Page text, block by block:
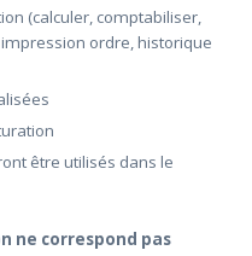
(calculer, comptabiliser,
ordre, historique
être utilisés dans le
ne correspond pas